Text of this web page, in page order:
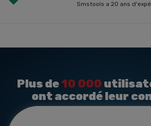
Smstools a 20 ans
Plus de10 000
ont accordé leur